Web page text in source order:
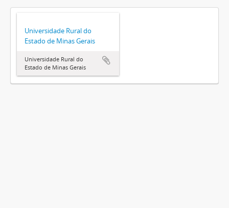
Universidade Rural do
Estado de Minas Gerais
Universidade Rural do
Estado de Minas Gerais